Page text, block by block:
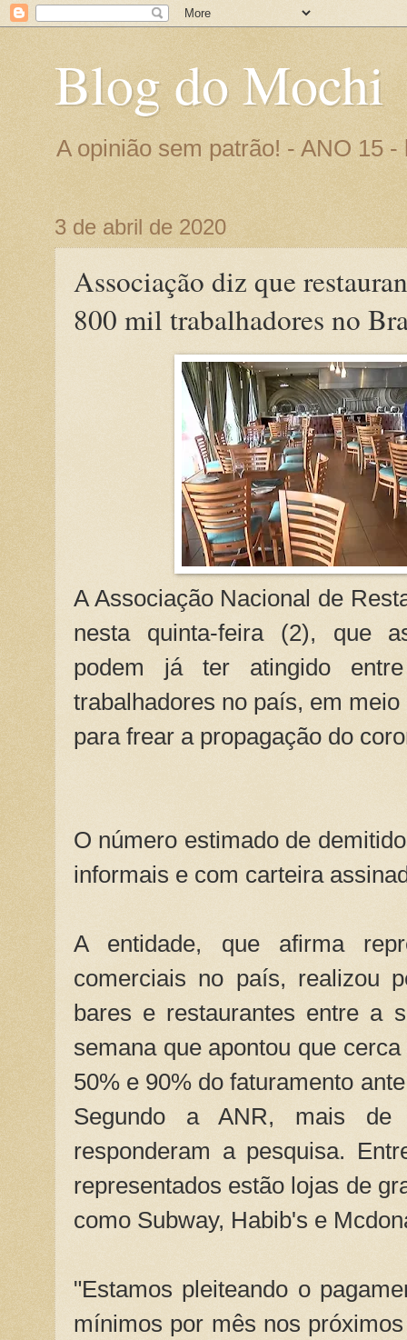
Blog do Mochi
A opinião sem patrão! - ANO 15
3 de abril de 2020
Associação diz que
800 mil trabalhadores no
A Associação Nacional de
nesta quinta-feira (2), que
podem já ter atingido
trabalhadores no país, em
para frear a propagação do
O número estimado de
informais e com carteira
A entidade, que afirma
comerciais no país, realizou
bares e restaurantes entre a
semana que apontou que
50% e 90% do faturamento
Segundo a ANR, mais de
responderam a pesquisa.
representados estão lojas de
como Subway, Habib's e
"Estamos pleiteando o
mínimos por mês nos